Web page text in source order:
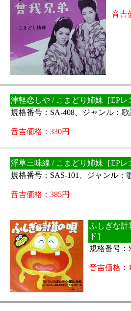
音吉
津軽恋しや / こまどり姉妹［EPレ
規格番号：SA-408、ジャンル：
音吉価格：330円
浮草三味線 / こまどり姉妹［EPレ
規格番号：SAS-101、ジャンル：
音吉価格：385円
ふしぎな計
ド］
規格番号：
音吉価格：